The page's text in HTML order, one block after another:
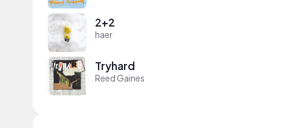
2+2
haer
Tryhard
Reed Gaines